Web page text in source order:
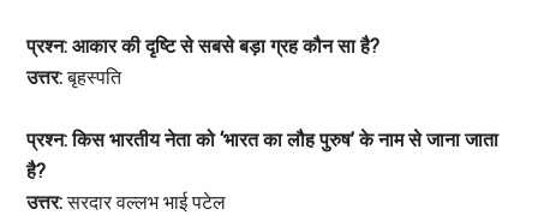
प्रश्न: आकार की दृष्टि से सबसे बड़ा ग्रह कौन सा है?
उत्तर:बृहस्पति
प्रश्न: किस भारतीय नेता को ‘भारत का लौह पुरुष’ के नाम से जाना जाता
है?
उत्तर:सरदार वल्लभ भाई पटेल